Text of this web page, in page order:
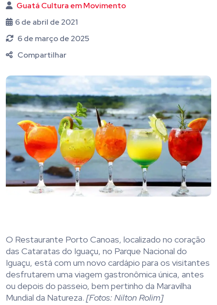
Guatá Cultura em Movimento
6 de abril de 2021
6 de março de 2025
Compartilhar
O Restaurante Porto Canoas, localizado no coração
das Cataratas do Iguaçu, no Parque Nacional do
Iguaçu, está com um novo cardápio para os visitantes
desfrutarem uma viagem gastronômica única, antes
ou depois do passeio, bem pertinho da Maravilha
Mundial da Natureza. [Fotos: Nilton Rolim]